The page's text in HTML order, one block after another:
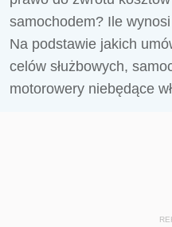
samochodem? Ile
Na podstawie jakich
celów służbowych,
motorowery niebędące